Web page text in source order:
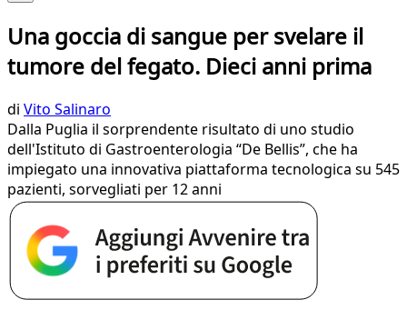
Una goccia di sangue per svelare il
tumore del fegato. Dieci anni prima
di Vito Salinaro
Dalla Puglia il sorprendente risultato di uno studio
dell'Istituto di Gastroenterologia “De Bellis”, che ha
impiegato una innovativa piattaforma tecnologica su 545
pazienti, sorvegliati per 12 anni